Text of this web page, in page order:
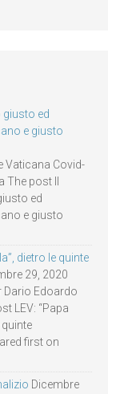
giusto ed
e giusto
Vaticana Covid-
post Il
ed
e giusto
dietro le quinte
29, 2020
Edoardo
LEV: “Papa
first on
Dicembre